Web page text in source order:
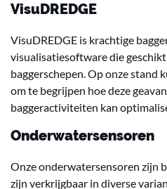
VisuDREDGE
VisuDREDGE is krachtige
visualisatiesoftware die
baggerschepen. Op onze stand
om te begrijpen hoe deze
baggeractiviteiten kan
Onderwatersensoren
Onze onderwatersensoren zijn
zijn verkrijgbaar in diverse